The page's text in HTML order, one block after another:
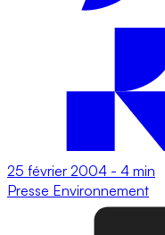
25 février 2004 - 4 min
Presse Environnement